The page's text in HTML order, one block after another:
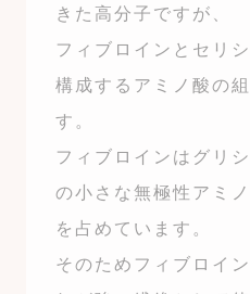
きた高分子ですが、
フィブロインとセリ
構成するアミノ酸の
す。
フィブロインはグリ
の小さな無極性アミ
を占めています。
そのためフィブロイ